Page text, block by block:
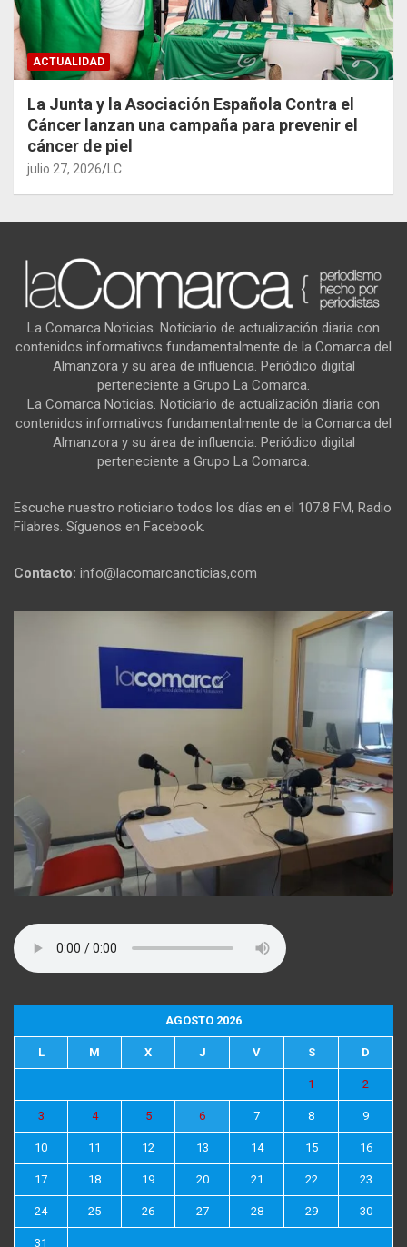
ACTUALIDAD
La Junta y la Asociación Española Contra el
Cáncer lanzan una campaña para prevenir el
cáncer de piel
julio 27, 2026 LC
La Comarca Noticias. Noticiario de actualización diaria con
contenidos informativos fundamentalmente de la Comarca del
Almanzora y su área de influencia. Periódico digital
perteneciente a Grupo La Comarca.
La Comarca Noticias. Noticiario de actualización diaria con
contenidos informativos fundamentalmente de la Comarca del
Almanzora y su área de influencia. Periódico digital
perteneciente a Grupo La Comarca.
Escuche nuestro noticiario todos los días en el 107.8 FM, Radio
Filabres. Síguenos en Facebook.
Contacto: info@lacomarcanoticias,com
AGOSTO 2026
L M X J V S D
1 2
3 4 5 6 7 8 9
10 11 12 13 14 15 16
17 18 19 20 21 22 23
24 25 26 27 28 29 30
31